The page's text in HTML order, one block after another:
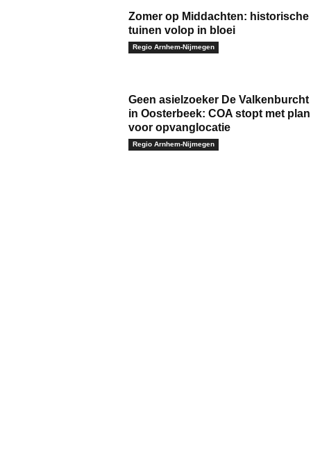
Zomer op Middachten: historische
tuinen volop in bloei
Regio Arnhem-Nijmegen
Geen asielzoeker De Valkenburcht
in Oosterbeek: COA stopt met plan
voor opvanglocatie
Regio Arnhem-Nijmegen